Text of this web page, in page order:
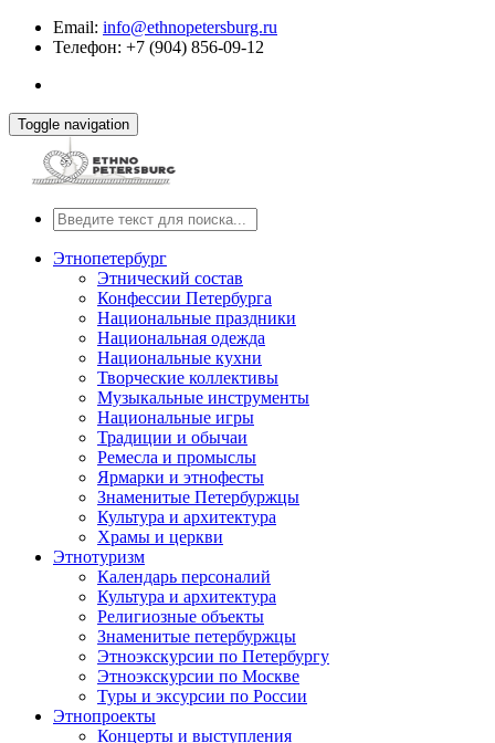
Email: info@ethnopetersburg.ru
Телефон: +7 (904) 856-09-12
Toggle navigation
Этнопетербург
Этнический состав
Конфессии Петербурга
Национальные праздники
Национальная одежда
Национальные кухни
Творческие коллективы
Музыкальные инструменты
Национальные игры
Традиции и обычаи
Ремесла и промыслы
Ярмарки и этнофесты
Знаменитые Петербуржцы
Культура и архитектура
Храмы и церкви
Этнотуризм
Календарь персоналий
Культура и архитектура
Религиозные объекты
Знаменитые петербуржцы
Этноэкскурсии по Петербургу
Этноэкскурсии по Москве
Туры и эксурсии по России
Этнопроекты
Концерты и выступления